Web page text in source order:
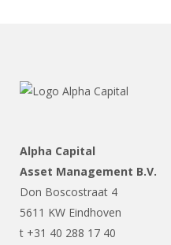
Alpha Capital
Asset Management B.V.
Don Boscostraat 4
5611 KW Eindhoven
t +31 40 288 17 40